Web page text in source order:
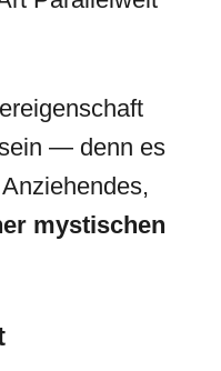
— denn es
mystischen